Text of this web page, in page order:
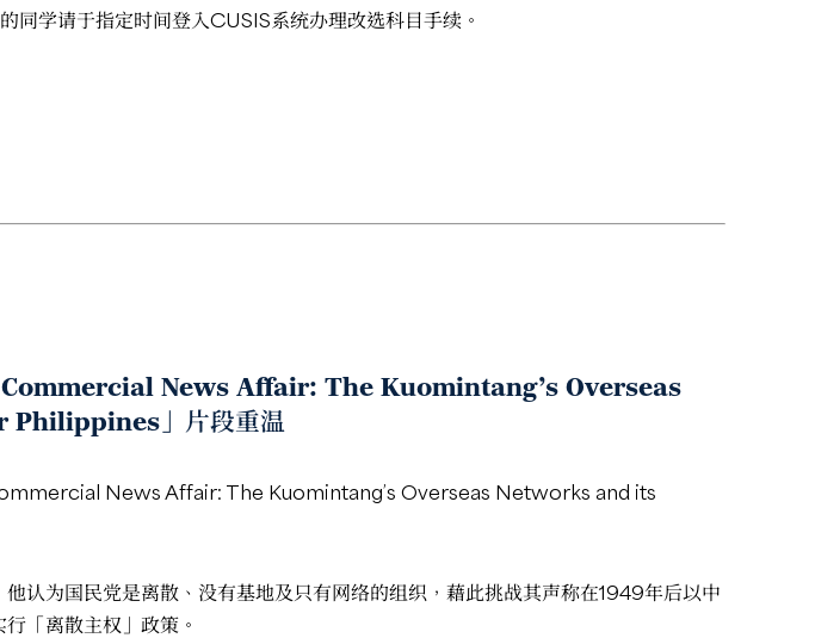
学请于指定时间登入CUSIS系统办理改选科目手续。
News Affair: The Kuomintang’s Overseas
」片段重温
NewsAffair: The Kuomintang’s Overseas Networks and its
认为国民党是离散、没有基地及只有网络的组织，藉此挑战其声称在1949年后以中
「离散主权」政策。